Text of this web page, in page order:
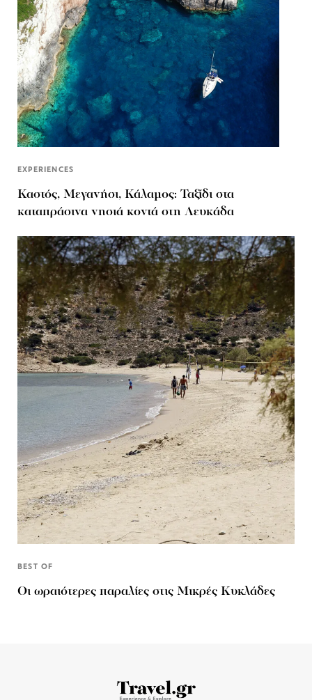
EXPERIENCES
Καστός, Μεγανήσι, Κάλαμος: Ταξίδι στα
καταπράσινα νησιά κοντά στη Λευκάδα
BEST OF
Οι ωραιότερες παραλίες στις Μικρές Κυκλάδες